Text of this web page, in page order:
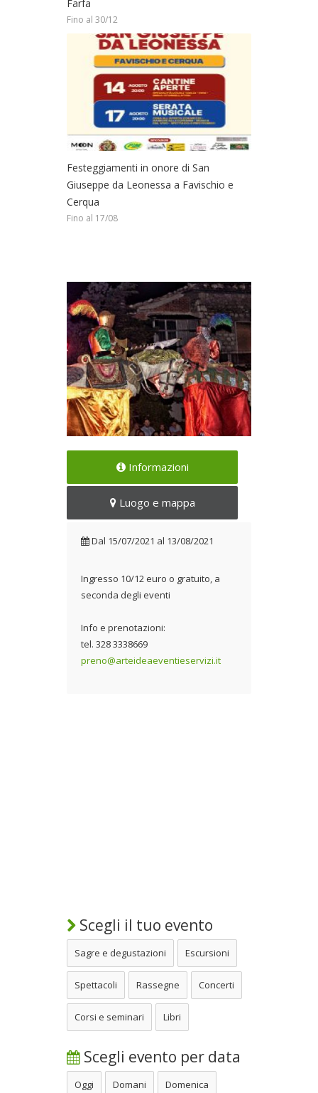
Farfa
Fino al 30/12
Festeggiamenti in onore di San
Giuseppe da Leonessa a Favischio e
Cerqua
Fino al 17/08
Ad Ariccia arriva la XI Edizione
13/08/2021
Informazioni
Luogo e mappa
Dal 15/07/2021 al 13/08/2021
Ingresso 10/12 euro o gratuito, a
seconda degli eventi
Info e prenotazioni:
tel. 328 3338669
preno@arteideaeventieservizi.it
Scegli il tuo evento
Sagre e degustazioni Escursioni
Spettacoli Rassegne Concerti
Corsi e seminari Libri
Scegli evento per data
Oggi Domani Domenica